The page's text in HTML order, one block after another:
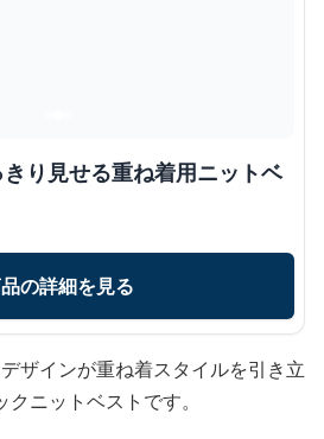
り見せる重ね着用ニットベ
の詳細を見る
ザインが重ね着スタイルを引き立
ニットベストです。